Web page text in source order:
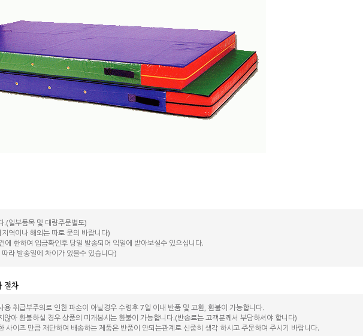
.(일부품목 및 대량주문별도)
역이나 해외는 따로 문의 바랍니다)
에 한하여 입금확인후 당일 발송되어 익일에 받아보실수 있으십니다.
라 발송일에 차이가 있을수 있습니다)
용 취급부주의로 인한 파손이 아닐경우 수령후 7일 이내 반품 및 교환, 환불이 가능합니다.
않아 환불하실 경우 상품의 미개봉시는 환불이 가능합니다.(반송료는 고객분께서 부담하셔야 합니다)
사이즈 만큼 재단하여 배송하는 제품은 반품이 안되는관계로 신중히 생각 하시고 주문하여 주시기 바랍니다.